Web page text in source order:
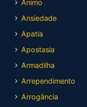
Ânimo
Ansiedade
Apatia
Apostasia
Armadilha
Arrependimento
Arrogância